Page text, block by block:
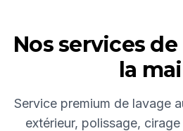
Nos services de
la
Service premium de lavage
extérieur, polissage,